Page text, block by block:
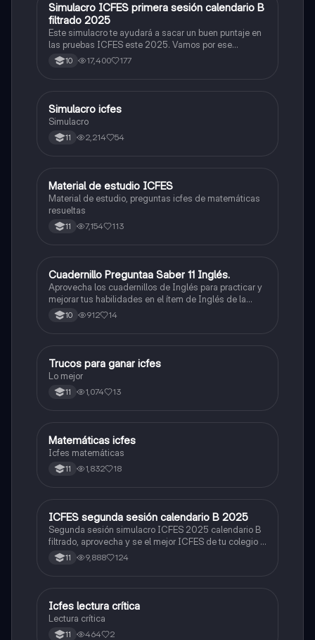
ICFES: Matemáticas
Simulacro ICFES primera sesión calendario B
filtrado 2025
Este simulacro te ayudará a sacar un buen puntaje en
las pruebas ICFES este 2025. Vamos por ese
500/500. Y poder ser admitido en la universidad que
quieras, estudiar la carrera que quieres y no la que te
10 17,400 177
ICFES: Lectura Crítica
Simulacro icfes
Simulacro
11 2,214 54
ICFES: Matemáticas
Material de estudio ICFES
Material de estudio, preguntas icfes de matemáticas
resueltas
11 7,154 113
ICFES: Inglés
Cuadernillo Preguntaa Saber 11 Inglés.
Aprovecha los cuadernillos de Inglés para practicar y
mejorar tus habilidades en el ítem de Inglés de la
Prueba Saber 11. 🫡
10 912 14
Química
Trucos para ganar icfes
Lo mejor
11 1,074 13
ICFES: Matemáticas
Matemáticas icfes
Icfes matemáticas
11 1,832 18
ICFES: Lectura Crítica
ICFES segunda sesión calendario B 2025
Segunda sesión simulacro ICFES 2025 calendario B
filtrado, aprovecha y se el mejor ICFES de tu colegio y
poder ingresar a universidad, y estudiar aquella
carrera con la que tanto sueñas.
11 9,888 124
Lengua Castellana
Icfes lectura crítica
Lectura crítica
11 464 2